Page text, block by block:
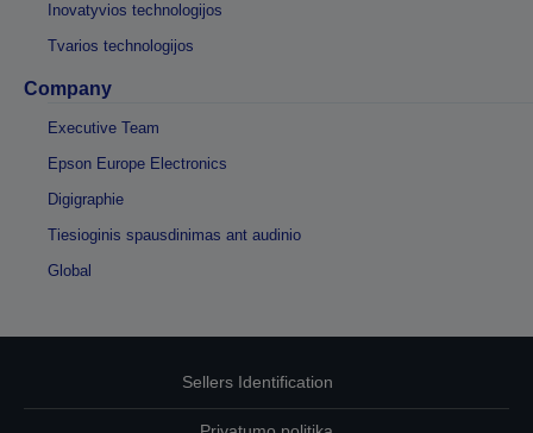
Inovatyvios technologijos
Tvarios technologijos
Company
Executive Team
Epson Europe Electronics
Digigraphie
Tiesioginis spausdinimas ant audinio
Global
Sellers Identification